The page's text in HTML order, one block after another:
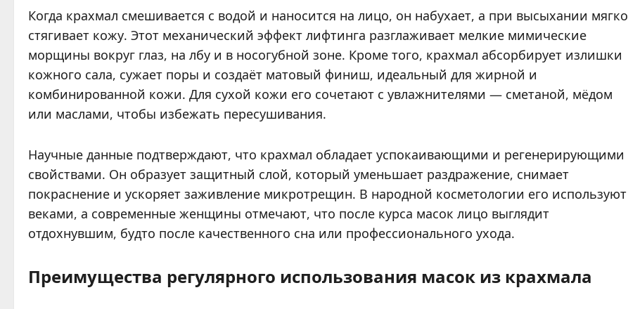
Когда крахмал смешивается с водой и наносится на лицо, он набухает, а при высыхании мягко
стягивает кожу. Этот механический эффект лифтинга разглаживает мелкие мимические
морщины вокруг глаз, на лбу и в носогубной зоне. Кроме того, крахмал абсорбирует излишки
кожного сала, сужает поры и создаёт матовый финиш, идеальный для жирной и
комбинированной кожи. Для сухой кожи его сочетают с увлажнителями — сметаной, мёдом
или маслами, чтобы избежать пересушивания.
Научные данные подтверждают, что крахмал обладает успокаивающими и регенерирующими
свойствами. Он образует защитный слой, который уменьшает раздражение, снимает
покраснение и ускоряет заживление микротрещин. В народной косметологии его используют
веками, а современные женщины отмечают, что после курса масок лицо выглядит
отдохнувшим, будто после качественного сна или профессионального ухода.
Преимущества регулярного использования масок из крахмала